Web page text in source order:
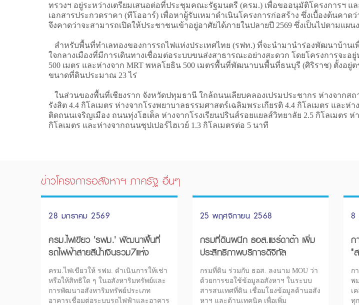
ทรวงฯ อยู่ระหว่างเตรียมเสนอต่อที่ประชุมคณะรัฐมนตรี (ครม.) เพื่อขออนุมัติโครงการฯ
เอกสารประกวดราคา (ทีโออาร์) เพื่อหาผู้รับเหมาดำเนินโครงการก่อสร้าง ซึ่งเบื้องต้นคา
จึงคาดว่าจะสามารถเปิดให้ประชาชนเข้าอยู่อาศัยได้ภายในปลายปี 2569 ซึ่งเป็นไปตามแผ
สำหรับพื้นที่ทำเลทองของการรถไฟแห่งประเทศไทย (รฟท.) ที่จะนำมานำร่องพัฒนาบ้า
ใจกลางเมืองที่มีการเดินทางเชื่อมต่อระบบขนส่งสาธารณะอย่างสะดวก โดยโครงการจะ
500 เมตร และห่างจาก MRT พหลโยธิน 500 เมตรพื้นที่พัฒนาบนพื้นที่ธนบุรี (ศิริราช) ตั้งอ
ขนาดที่ดินประมาณ 23 ไร่
ในส่วนของพื้นที่เชียงราก จังหวัดปทุมธานี ใกล้ถนนเลียบคลองเปรมประชากร ห่างจากส
รังสิต 4.4 กิโลเมตร ห่างจากโรงพยาบาลธรรมศาสตร์เฉลิมพระเกียรติ 4.4 กิโลเมตร และ
ติดถนนเจริญเมือง ถนนทุ่งโฮเต็ล ห่างจากโรงเรียนปรินส์รอยแยลส์วิทยาลัย 2.5 กิโลเมตร
กิโลเมตร และห่างจากถนนซุปเปอร์ไฮเวย์ 1.3 กิโลเมตรต่อ 5 นาที
ข่าวโครงการอสังหาฯ ภาครัฐ อื่นๆ
28 มกราคม 2569
ครม.ไฟเขียว 'รฟม.' พัฒนาพื้นที่
รถไฟฟ้าสายสีน้ำเงินรวม7แห่ง
ครม.ไฟเขียวให้ รฟม. ดำเนินการให้เช่า
หรือให้สิทธิใด ๆ ในอสังหาริมทรัพย์และ
การพัฒนาอสังหาริมทรัพย์ประเภท
อาคารเชื่อมต่อระบบรถไฟฟ้าและอาคาร
25 พฤศจิกายน 2568
กรมที่ดินผนึก ธอส.แชร์ดาต้า เพิ่ม
ประสิทธิภาพบริการดิจิทัล
กรมที่ดิน ร่วมกับ ธอส. ลงนาม MOU ว่า
ด้วยการขอใช้ข้อมูลอสังหาฯ ในระบบ
สารสนเทศที่ดิน เชื่อมโยงข้อมูลด้านอสัง
หาฯ และด้านเทคนิค เพื่อเพิ่ม
8
ก
"
ก
พ
เ
ทุ